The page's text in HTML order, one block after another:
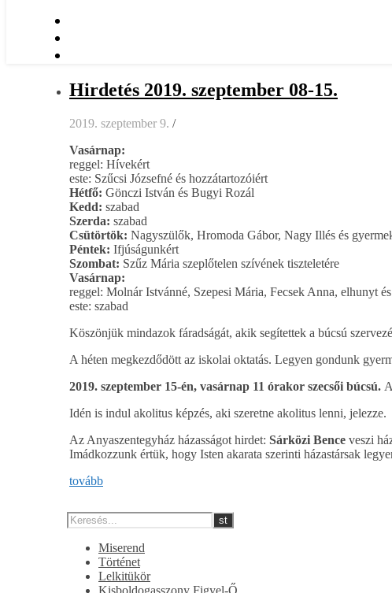
Hirdetés 2019. szeptember 08-15.
2019. szeptember 9. /
Vasárnap:
reggel: Hívekért
este: Szűcsi Józsefné és hozzátartozóiért
Hétfő: Gönczi István és Bugyi Rozál
Kedd: szabad
Szerda: szabad
Csütörtök: Nagyszülők, Hromoda Gábor, Nagy Illés és
Péntek: Ifjúságunkért
Szombat: Szűz Mária szeplőtelen szívének tiszteletére
Vasárnap:
reggel: Molnár Istvánné, Szepesi Mária, Fecsek Anna, elhunyt
este: szabad
Köszönjük mindazok fáradságát, akik segítettek a búcsú
A héten megkezdődött az iskolai oktatás. Legyen gondunk
2019. szeptember 15-én, vasárnap 11 órakor szecsői búcsú.
Idén is indul akolitus képzés, aki szeretne akolitus lenni, jelezze.
Az Anyaszentegyház házasságot hirdet: Sárközi Bence veszi
Imádkozzunk értük, hogy Isten akarata szerinti házastársak
tovább
Miserend
Történet
Lelkitükör
Kisboldogasszony Figyel-Ő